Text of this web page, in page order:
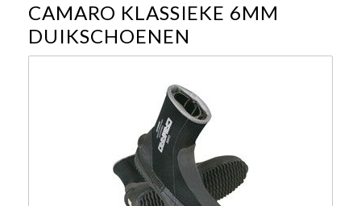
CAMARO KLASSIEKE 6MM
DUIKSCHOENEN